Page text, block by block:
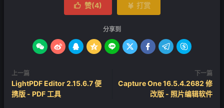
 赞(4)  打赏
分享到
        
上一篇
LightPDF Editor 2.15.6.7 便
携版 - PDF 工具
下一篇
Capture One 16.5.4.2682 修
改版 - 照片编辑软件